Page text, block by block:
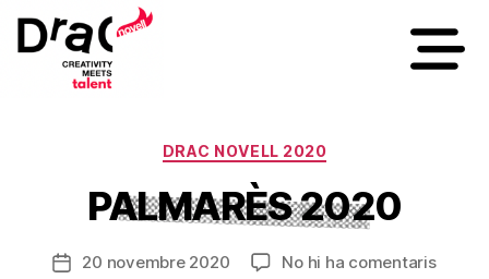
DRAC NOVELL 2020
PALMARÈS 2020
20 novembre 2020 No hi ha comentaris